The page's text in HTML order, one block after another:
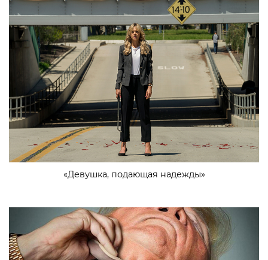
«Девушка, подающая надежды»